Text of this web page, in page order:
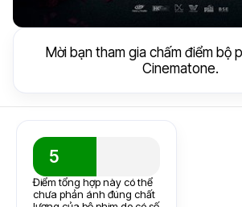
Mời bạn tham gia chấm điểm bộ
Cinematone.
5
Điểm tổng hợp này có thể
chưa phản ánh đúng chất